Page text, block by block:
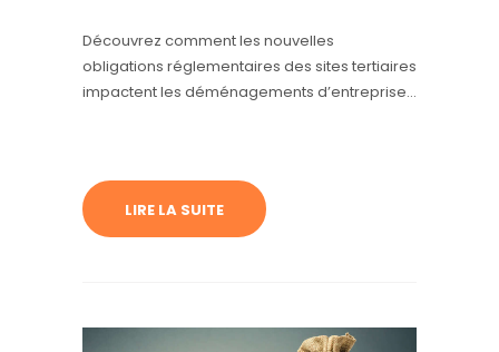
Découvrez comment les nouvelles
obligations réglementaires des sites tertiaires
impactent les déménagements d’entreprise
LIRE LA SUITE